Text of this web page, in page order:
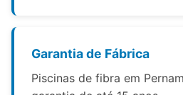
Garantia de Fábrica
Piscinas de fibra em